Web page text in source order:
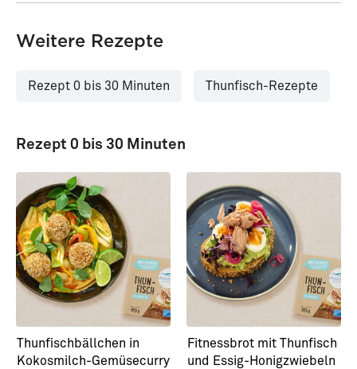
Weitere Rezepte
Rezept 0 bis 30 Minuten Thunfisch-Rezepte
Rezept 0 bis 30 Minuten
Thunfischbällchen in
Kokosmilch-Gemüsecurry
Fitnessbrot mit Thunfisch
und Essig-Honigzwiebeln